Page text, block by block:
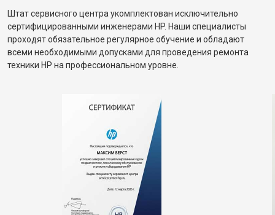
Штат сервисного центра укомплектован исключительно
сертифицированными инженерами HP. Наши специалисты
проходят обязательное регулярное обучение и обладают
всеми необходимыми допусками для проведения ремонта
техники HP на профессиональном уровне.